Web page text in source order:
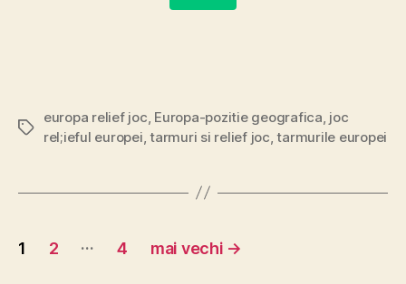
Etichete
europa relief joc Europa-pozitie geografica joc
rel;ieful europei ,tarmuri si relief joc ,tarmurile europei
Navigare
1 2 … 4 mai vechi →